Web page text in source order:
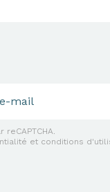
et conditions